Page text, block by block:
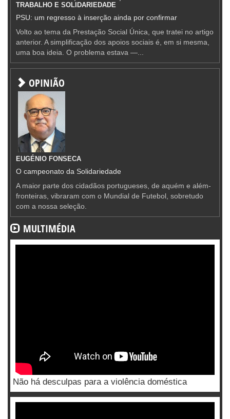
TRABALHO E SOLIDARIEDADE
PSU: um regresso à inserção ainda por confirmar
Volto ao tema da Prestação Social Única, que tratei no artigo
anterior. A simplificação dos apoios sociais é, em si mesma,
uma boa ideia. O problema estava —...
OPINIÃO
EUGÉNIO FONSECA
O campeonato da Solidariedade
A maior parte dos cidadãos portugueses, de aquém e além-
fronteiras, vibraram com o Mundial de Futebol, sobretudo
com a nossa seleção.
MULTIMÉDIA
Não há desculpas para a violência doméstica